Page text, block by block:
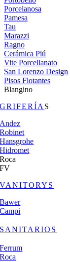
Porcelanosa
Pamesa
Tau
Marazzi
Ragno
Cerámica Piú
Vite Porcellanato
San Lorenzo Design
Pisos Flotantes
Blangino
GRIFERÍA S
Andez
Robinet
Hansgrohe
Hidromet
Roca
FV
VANITORYS
Bawer
Campi
SANITARIOS
Ferrum
Roca